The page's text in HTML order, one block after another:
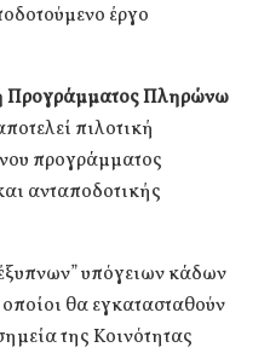
έργο
Προγράμματος Πληρώνω
πιλοτική
προγράμματος
ανταποδοτικής
υπόγειων κάδων
θα εγκατασταθούν
της Κοινότητας